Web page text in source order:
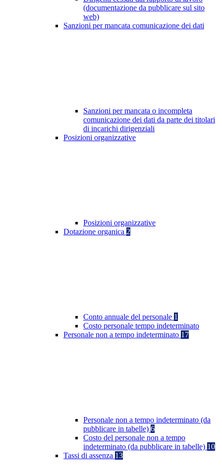
(documentazione da pubblicare sul sito
web)
Sanzioni per mancata comunicazione dei dati
Sanzioni per mancata o incompleta
comunicazione dei dati da parte dei titolari
di incarichi dirigenziali
Posizioni organizzative
Posizioni organizzative
Dotazione organica 2
Conto annuale del personale 1
Costo personale tempo indeterminato
Personale non a tempo indeterminato 17
Personale non a tempo indeterminato (da
pubblicare in tabelle) 6
Costo del personale non a tempo
indeterminato (da pubblicare in tabelle) 10
Tassi di assenza 13